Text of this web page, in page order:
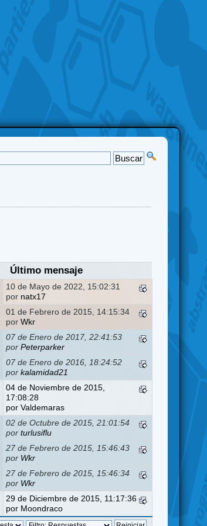
Último mensaje
10 de Mayo de 2022, 15:02:31
por natx17
01 de Febrero de 2015, 14:15:34
porWkr
07 de Enero de 2017, 22:41:53
porPeterparker
07 de Enero de 2016, 18:24:52
porkalamidad21
04 de Noviembre de 2015,
17:08:28
porValdemaras
02 de Octubre de 2015, 21:01:54
porturlusiflu
27 de Febrero de 2015, 15:46:43
por Wkr
27 de Febrero de 2015, 15:46:34
por Wkr
29 de Diciembre de 2015, 11:17:36
por Moondraco